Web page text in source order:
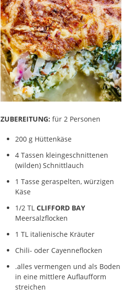
ZUBEREITUNG: für 2 Personen
200 g Hüttenkäse
4 Tassen kleingeschnittenen
(wilden) Schnittlauch
1 Tasse geraspelten, würzigen
Käse
1/2 TL CLIFFORD BAY
Meersalzflocken
1 TL italienische Kräuter
Chili- oder Cayenneflocken
.alles vermengen und als Boden
in eine mittlere Auflaufform
streichen